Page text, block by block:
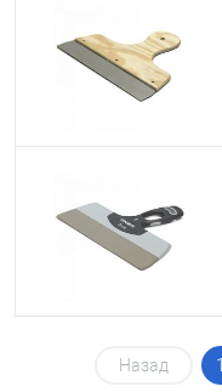
Назад 1